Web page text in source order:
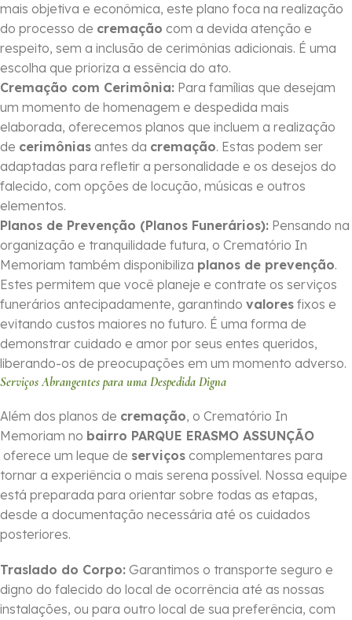
mais objetiva e econômica, este plano foca na realização
do processo de cremação com a devida atenção e
respeito, sem a inclusão de cerimônias adicionais. É uma
escolha que prioriza a essência do ato.
Cremação com Cerimônia: Para famílias que desejam
um momento de homenagem e despedida mais
elaborada, oferecemos planos que incluem a realização
de cerimônias antes da cremação. Estas podem ser
adaptadas para refletir a personalidade e os desejos do
falecido, com opções de locução, músicas e outros
elementos.
Planos de Prevenção (Planos Funerários): Pensando na
organização e tranquilidade futura, o Crematório In
Memoriam também disponibiliza planos de prevenção.
Estes permitem que você planeje e contrate os serviços
funerários antecipadamente, garantindo valores fixos e
evitando custos maiores no futuro. É uma forma de
demonstrar cuidado e amor por seus entes queridos,
liberando-os de preocupações em um momento adverso.
Serviços Abrangentes para uma Despedida Digna
Além dos planos de cremação, o Crematório In
Memoriam no bairro PARQUE ERASMO ASSUNÇÃO
oferece um leque de serviços complementares para
tornar a experiência o mais serena possível. Nossa equipe
está preparada para orientar sobre todas as etapas,
desde a documentação necessária até os cuidados
posteriores.
Traslado do Corpo: Garantimos o transporte seguro e
digno do falecido do local de ocorrência até as nossas
instalações, ou para outro local de sua preferência, com